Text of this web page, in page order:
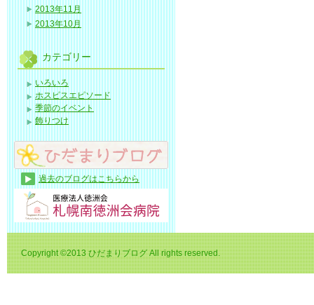
2013年11月
2013年10月
カテゴリー
いろいろ
ホスピスエピソード
季節のイベント
飾りつけ
過去のブログはこちらから
Copyright ©2013 ひだまりブログ All rights reserved.